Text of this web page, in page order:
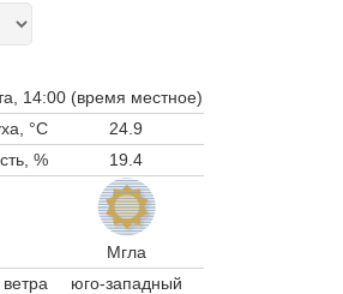
14:00 (время местное)
°C
24.9
%
19.4
Мгла
юго-западный